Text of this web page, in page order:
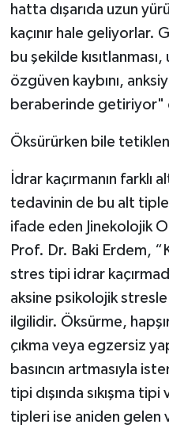
hatta dışarıda uzun
kaçınır hale geliyorlar.
bu şekilde
özgüven kaybını,
beraberinde getiriyor"
Öksürürken bile
İdrar kaçırmanın
tedavinin de bu alt
ifade eden Jinekolojik
Prof. Dr. Baki Erdem,
stres tipi idrar
aksine psikolojik
ilgilidir. Öksürme,
çıkma veya egzersiz
basıncın artmasıyla
tipi dışında sıkışma tipi
tipleri ise aniden gelen